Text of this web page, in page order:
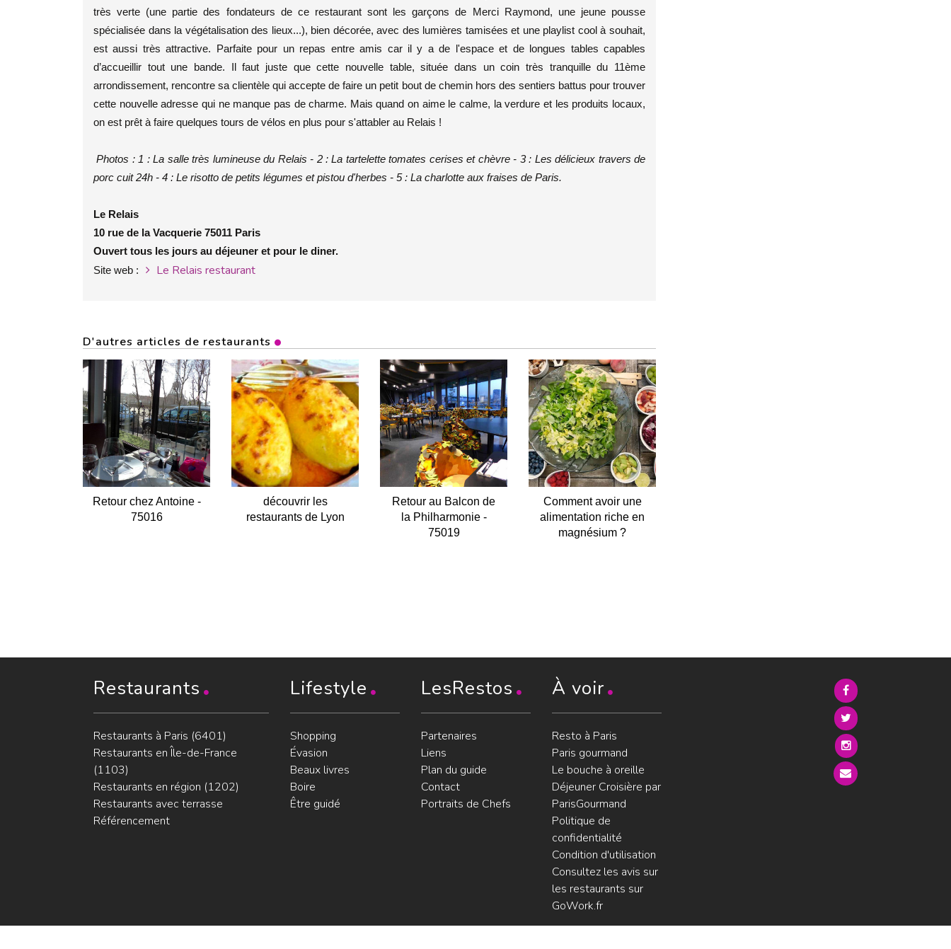
très verte (une partie des fondateurs de ce restaurant sont les garçons de Merci Raymond, une jeune pousse
spécialisée dans la végétalisation des lieux...), bien décorée, avec des lumières tamisées et une playlist cool à souhait,
est aussi très attractive. Parfaite pour un repas entre amis car il y a de l'espace et de longues tables capables
d’accueillir tout une bande. Il faut juste que cette nouvelle table, située dans un coin très tranquille du 11ème
arrondissement, rencontre sa clientèle qui accepte de faire un petit bout de chemin hors des sentiers battus pour trouver
cette nouvelle adresse qui ne manque pas de charme. Mais quand on aime le calme, la verdure et les produits locaux,
on est prêt à faire quelques tours de vélos en plus pour s'attabler au Relais !
Photos : 1 : La salle très lumineuse du Relais - 2 : La tartelette tomates cerises et chèvre - 3 : Les délicieux travers de
porc cuit 24h - 4 : Le risotto de petits légumes et pistou d'herbes - 5 : La charlotte aux fraises de Paris.
Le Relais
10 rue de la Vacquerie 75011 Paris
Ouvert tous les jours au déjeuner et pour le diner.
Site web :
Le Relais restaurant
D'autres articles de restaurants
Retour chez Antoine -
75016
découvrir les
restaurants de Lyon
Retour au Balcon de
la Philharmonie -
75019
Comment avoir une
alimentation riche en
magnésium ?
Restaurants
Restaurants à Paris (6401)
Restaurants en Île-de-France
(1103)
Restaurants en région (1202)
Restaurants avec terrasse
Référencement
Lifestyle
Shopping
Évasion
Beaux livres
Boire
Être guidé
LesRestos
Partenaires
Liens
Plan du guide
Contact
Portraits de Chefs
À voir
Resto à Paris
Paris gourmand
Le bouche à oreille
Déjeuner Croisière par
ParisGourmand
Politique de
confidentialité
Condition d'utilisation
Consultez les avis sur
les restaurants sur
GoWork.fr